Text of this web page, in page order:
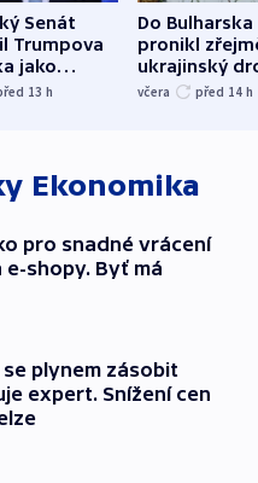
Senát
Trumpova
jako
13 h
Do Bulharska
pronikl
ukrajinský
explodoval
včera před 14 h
Ekonomika
pro snadné vrácení
e-shopy. Byť má
se plynem zásobit
expert. Snížení cen